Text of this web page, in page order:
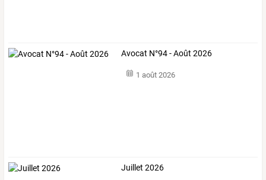
Avocat N°94 - Août 2026
1 août 2026
Juillet 2026